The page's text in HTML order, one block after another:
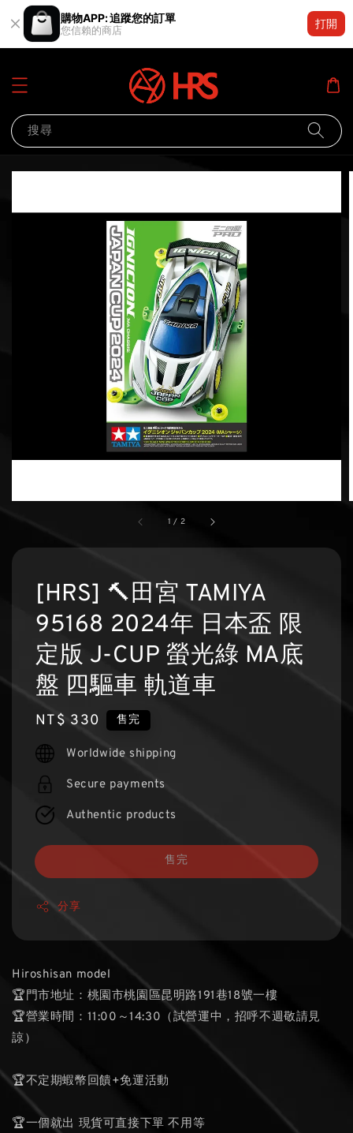
購物APP: 追蹤您的訂單
您信賴的商店
打開
搜尋
1 / 2
[HRS] 🔨田宮 TAMIYA
95168 2024年 日本盃 限
定版 J-CUP 螢光綠 MA底
盤 四驅車 軌道車
Regular
price
NT$ 330 售完
Worldwide shipping
Secure payments
Authentic products
售完
分享
Hiroshisan model
🏆門市地址：桃園市桃園區昆明路191巷18號一樓
🏆營業時間：11:00～14:30（試營運中，招呼不週敬請見
諒）
🏆不定期蝦幣回饋+免運活動
🏆一個就出 現貨可直接下單 不用等